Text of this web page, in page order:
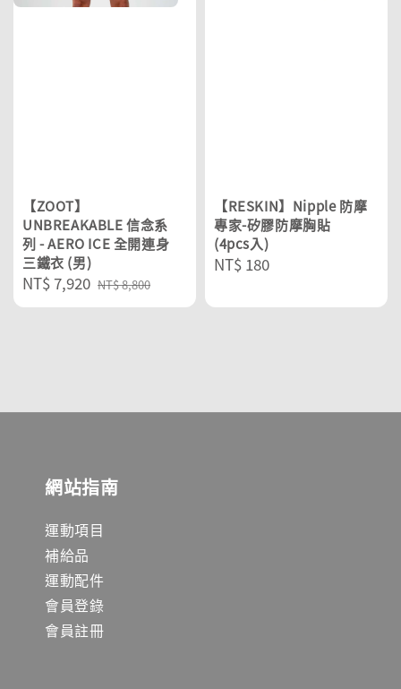
【ZOOT】
UNBREAKABLE 信念系
列 - AERO ICE 全開連身
三鐵衣 (男)
Sale
price
NT$ 7,920 Regular
price
NT$ 8,800
【RESKIN】Nipple 防摩
專家-矽膠防摩胸貼
(4pcs入)
Regular
NT$ 180
網站指南
運動項目
補給品
運動配件
會員登錄
會員註冊